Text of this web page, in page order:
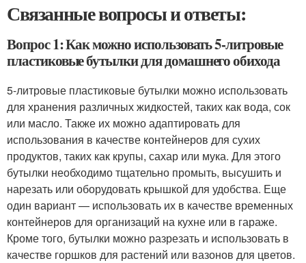
Связанные вопросы и ответы:
Вопрос 1: Как можно использовать 5-литровые
пластиковые бутылки для домашнего обихода
5-литровые пластиковые бутылки можно использовать
для хранения различных жидкостей, таких как вода, сок
или масло. Также их можно адаптировать для
использования в качестве контейнеров для сухих
продуктов, таких как крупы, сахар или мука. Для этого
бутылки необходимо тщательно промыть, высушить и
нарезать или оборудовать крышкой для удобства. Еще
один вариант — использовать их в качестве временных
контейнеров для организаций на кухне или в гараже.
Кроме того, бутылки можно разрезать и использовать в
качестве горшков для растений или вазонов для цветов.